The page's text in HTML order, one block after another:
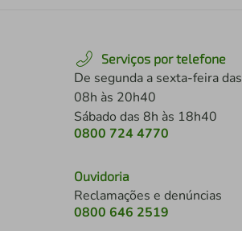
Serviços por telefone
De segunda a sexta-feira das
08h às 20h40
Sábado das 8h às 18h40
0800 724 4770
Ouvidoria
Reclamações e denúncias
0800 646 2519